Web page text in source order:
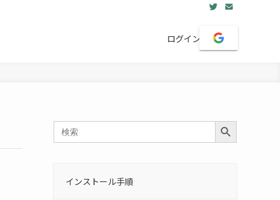
ログイン
Search
for:
Search Button
インストール手順